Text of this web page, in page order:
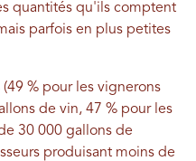
quantités qu'ils comptent
parfois en plus petites
% pour les vignerons
de vin, 47 % pour les
30 000 gallons de
produisant moins de